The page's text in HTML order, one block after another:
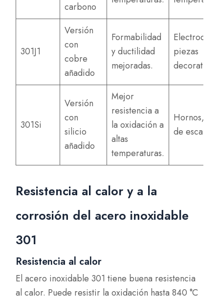
carbono
301J1
Versión
con
cobre
añadido
Formabilidad
y ductilidad
mejoradas.
piezas
301Si
Versión
con
silicio
añadido
Mejor
resistencia a
la oxidación a
altas
temperaturas.
Hornos,
de escape.
Resistencia al calor y a la
corrosión del acero inoxidable
301
Resistencia al calor
El acero inoxidable 301 tiene buena resistencia
al calor. Puede resistir la oxidación hasta 840 °C